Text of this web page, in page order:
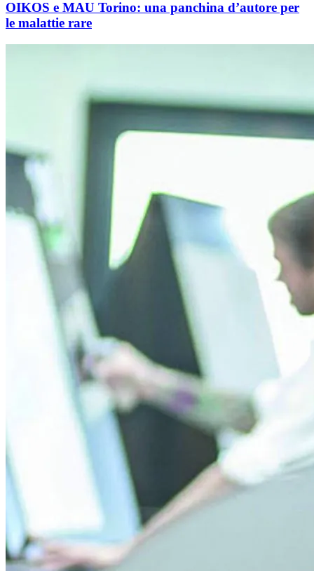
OIKOS e MAU Torino: una panchina d’autore per
le malattie rare